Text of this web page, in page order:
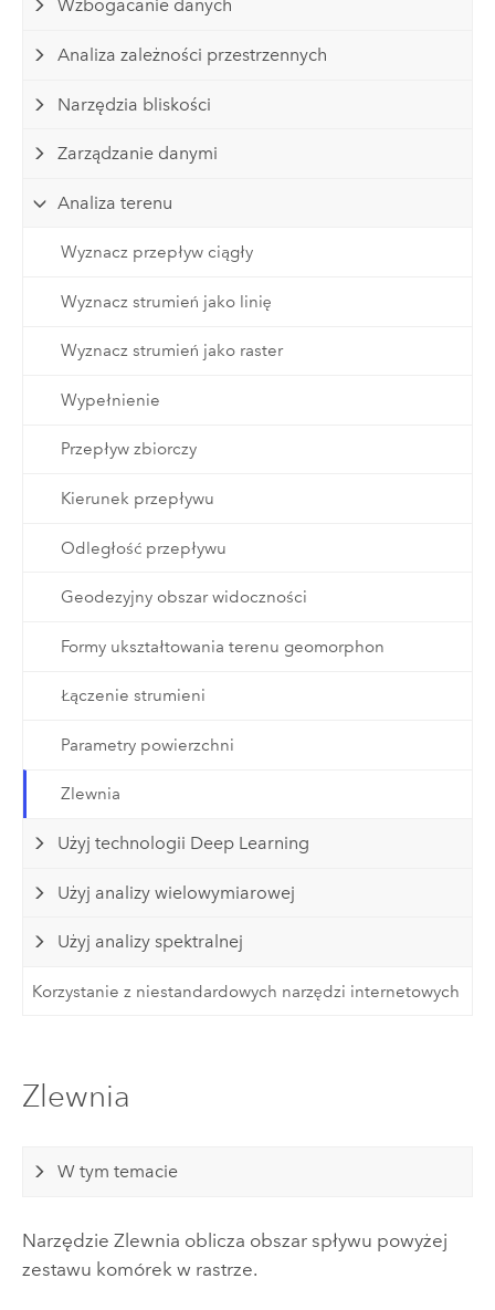
Wzbogacanie danych
Analiza zależności przestrzennych
Narzędzia bliskości
Zarządzanie danymi
Analiza terenu
Wyznacz przepływ ciągły
Wyznacz strumień jako linię
Wyznacz strumień jako raster
Wypełnienie
Przepływ zbiorczy
Kierunek przepływu
Odległość przepływu
Geodezyjny obszar widoczności
Formy ukształtowania terenu geomorphon
Łączenie strumieni
Parametry powierzchni
Zlewnia
Użyj technologii Deep Learning
Użyj analizy wielowymiarowej
Użyj analizy spektralnej
Korzystanie z niestandardowych narzędzi internetowych
Zlewnia
W tym temacie
Narzędzie Zlewnia oblicza obszar spływu powyżej
zestawu komórek w rastrze.